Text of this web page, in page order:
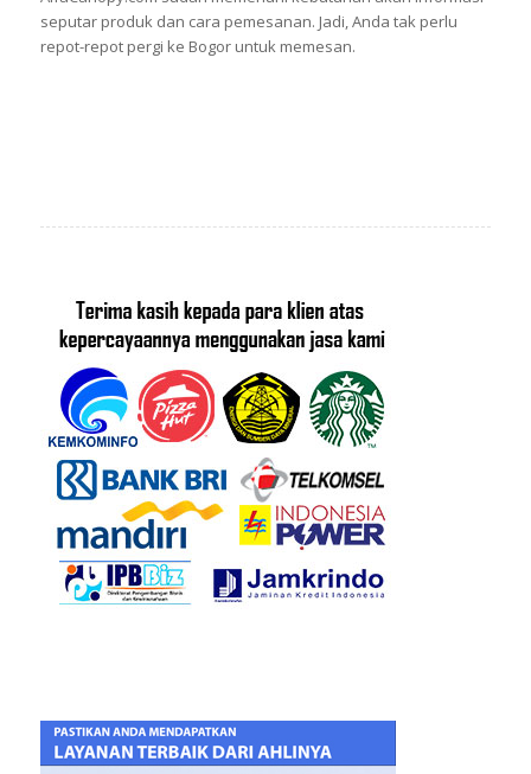
seputar produk dan cara pemesanan. Jadi, Anda tak perlu
repot-repot pergi ke Bogor untuk memesan.